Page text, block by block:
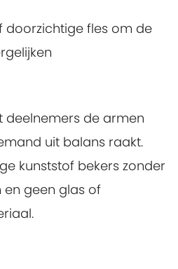
doorzichtige fles om de
deelnemers de armen
uit balans raakt.
kunststof bekers zonder
geen glas of